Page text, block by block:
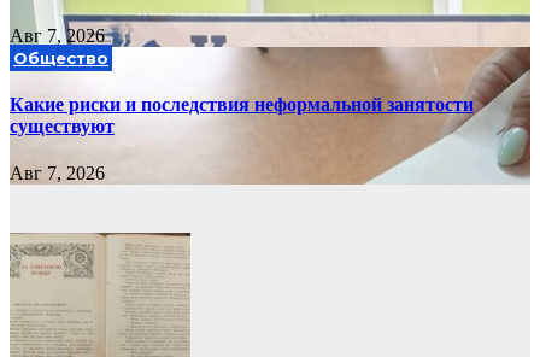
Авг 7, 2026
Общество
Какие риски и последствия неформальной занятости
существуют
Авг 7, 2026